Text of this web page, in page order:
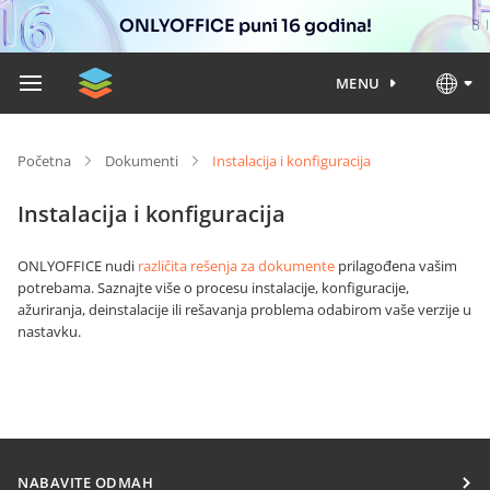
ONLYOFFICE puni 16 godina!
MENU
Početna Dokumenti Instalacija i konfiguracija
Instalacija i konfiguracija
ONLYOFFICE nudi različita rešenja za dokumente prilagođena vašim
potrebama. Saznajte više o procesu instalacije, konfiguracije,
ažuriranja, deinstalacije ili rešavanja problema odabirom vaše verzije u
nastavku.
NABAVITE ODMAH